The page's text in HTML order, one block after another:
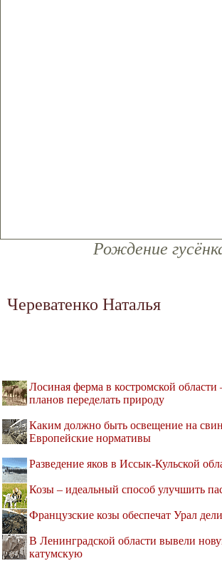
Рождение
Череватенко Наталья
Лосиная ферма в костромской
планов переделать природу
Каким должно быть освещение на
Европейские нормативы
Разведение яков в Иссык-Кульской
Козы – идеальный способ улучшить
Французские козы обеспечат Урал
В Ленинградской области вывели
катумскую